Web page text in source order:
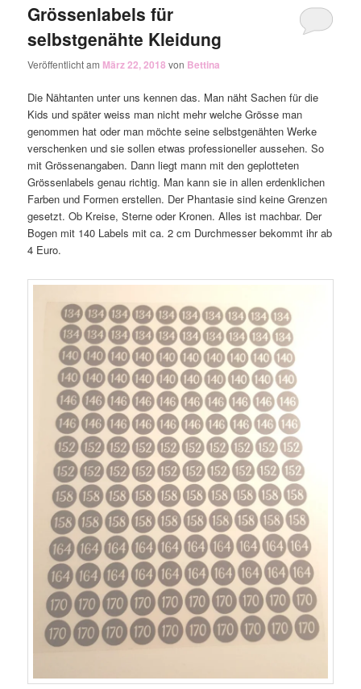
Grössenlabels für
selbstgenähte Kleidung
Veröffentlicht am März 22, 2018 von Bettina
Die Nähtanten unter uns kennen das. Man näht Sachen für die
Kids und später weiss man nicht mehr welche Grösse man
genommen hat oder man möchte seine selbstgenähten Werke
verschenken und sie sollen etwas professioneller aussehen. So
mit Grössenangaben. Dann liegt mann mit den geplotteten
Grössenlabels genau richtig. Man kann sie in allen erdenklichen
Farben und Formen erstellen. Der Phantasie sind keine Grenzen
gesetzt. Ob Kreise, Sterne oder Kronen. Alles ist machbar. Der
Bogen mit 140 Labels mit ca. 2 cm Durchmesser bekommt ihr ab
4 Euro.